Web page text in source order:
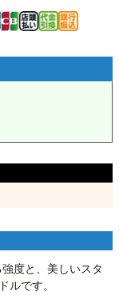
度と、美しいスタ
ルです。